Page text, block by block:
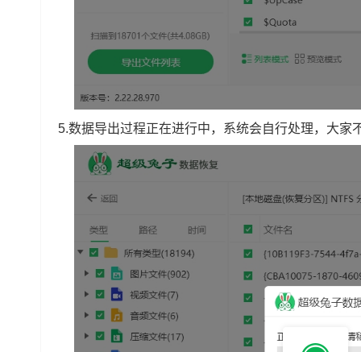
5.数据导出过程正在进行中，系统会自行处理，大家